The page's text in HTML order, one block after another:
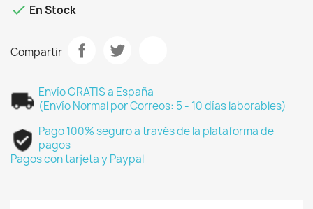
 En Stock
Compartir
Envío GRATIS a España
(Envío Normal por Correos: 5 - 10 días laborables)
Pago 100% seguro a través de la plataforma de
pagos
Pagos con tarjeta y Paypal